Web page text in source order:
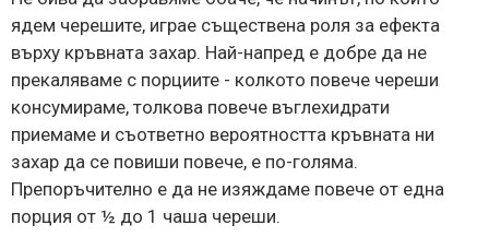
ядем черешите, играе съществена роля за ефекта
върху кръвната захар. Най-напред е добре да не
прекаляваме с порциите - колкото повече череши
консумираме, толкова повече въглехидрати
приемаме и съответно вероятността кръвната ни
захар да се повиши повече, е по-голяма.
Препоръчително е да не изяждаме повече от една
порция от ½ до 1 чаша череши.